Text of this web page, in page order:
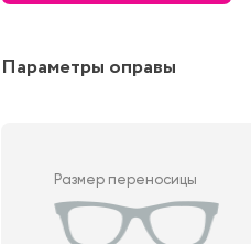
Параметры оправы
Размер переносицы